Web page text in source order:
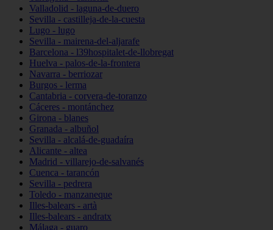
Valladolid - laguna-de-duero
Sevilla - castilleja-de-la-cuesta
Lugo - lugo
Sevilla - mairena-del-aljarafe
Barcelona - l39hospitalet-de-llobregat
Huelva - palos-de-la-frontera
Navarra - berriozar
Burgos - lerma
Cantabria - corvera-de-toranzo
Cáceres - montánchez
Girona - blanes
Granada - albuñol
Sevilla - alcalá-de-guadaíra
Alicante - altea
Madrid - villarejo-de-salvanés
Cuenca - tarancón
Sevilla - pedrera
Toledo - manzaneque
Illes-balears - artà
Illes-balears - andratx
Málaga - guaro